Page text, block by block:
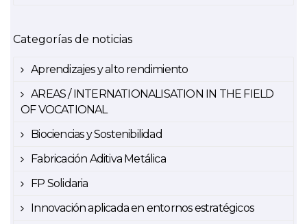
Categorías de noticias
Aprendizajes y alto rendimiento
AREAS / INTERNATIONALISATION IN THE FIELD
OF VOCATIONAL
Biociencias y Sostenibilidad
Fabricación Aditiva Metálica
FP Solidaria
Innovación aplicada en entornos estratégicos